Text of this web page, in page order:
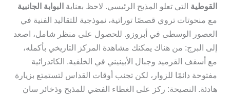
القوطية التي تعلو المذبح الرئيسي. لاحظ بعناية البوابة الجانبية
مع منحوتات تروي قصصًا توراتية، نموذجية للتقاليد الفنية في
العصور الوسطى في أبروزو. للحصول على منظر شامل، اصعد
إلى البرج: من هناك يمكنك مشاهدة المركز التاريخي بأكمله،
مع أسقف القرميد وجبال الأبينيني في الخلفية. الكاتدرائية
مفتوحة دائمًا للزوار، لكن تجنب أوقات القداس لتستمتع بزيارة
هادئة. النصيحة: ركز على الغطاء الفضي للمذبح وذخائر سان